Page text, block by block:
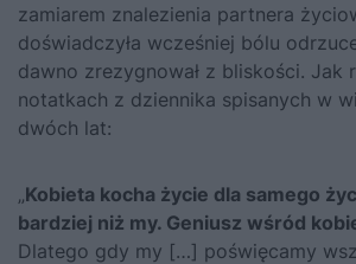
zamiarem znalezienia partnera
doświadczyła wcześniej bólu
dawno zrezygnował z bliskości. Jak
notatkach z dziennika spisanych w
dwóch lat:
„Kobieta kocha życie dla samego
bardziej niż my. Geniusz wśród
Dlatego gdy my […] poświęcamy